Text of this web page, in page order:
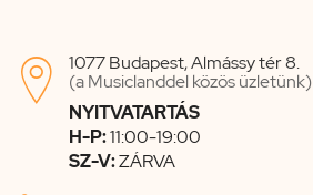

1077 Budapest, Almássy tér 8.
(a Musiclanddel közös üzletünk)
NYITVATARTÁS
H-P:11:00-19:00
SZ-V:ZÁRVA